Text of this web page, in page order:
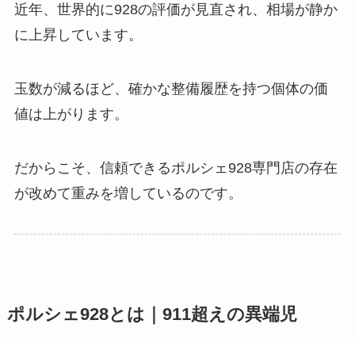
近年、世界的に928の評価が見直され、相場が静か
に上昇しています。
玉数が減るほど、確かな整備履歴を持つ個体の価
値は上がります。
だからこそ、信頼できるポルシェ928専門店の存在
が改めて重みを増しているのです。
ポルシェ928とは｜911超えの異端児